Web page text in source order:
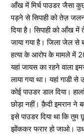
आँख में मिर्च पाउडर जैसा
पड़ने से सिपाही को तेज़
दिया है। सिपाही को आँख
जाया गया है। जिला जेल से
हत्या के आरोप के मामले में
यहां जायस का रहने वाला
लाया गया था। यहां गाडी
कोई पाउडर डाल दिया।
छोड़ा नहीं। क़ैदी इमरान ने
इसे पाउडर दिया था कि तुम
झोंककर फरार हो जाओ।